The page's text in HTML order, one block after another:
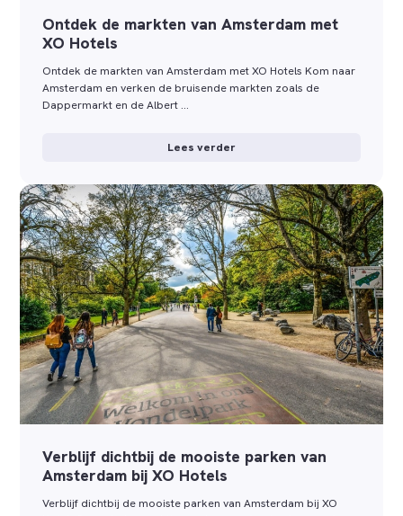
Ontdek de markten van Amsterdam met
XO Hotels
Ontdek de markten van Amsterdam met XO Hotels Kom naar
Amsterdam en verken de bruisende markten zoals de
Dappermarkt en de Albert …
Lees verder
Verblijf dichtbij de mooiste parken van
Amsterdam bij XO Hotels
Verblijf dichtbij de mooiste parken van Amsterdam bij XO